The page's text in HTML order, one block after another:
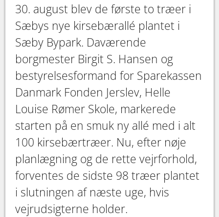
30. august blev de første to træer i
Sæbys nye kirsebærallé plantet i
Sæby Bypark. Daværende
borgmester Birgit S. Hansen og
bestyrelsesformand for Sparekassen
Danmark Fonden Jerslev, Helle
Louise Rømer Skole, markerede
starten på en smuk ny allé med i alt
100 kirsebærtræer. Nu, efter nøje
planlægning og de rette vejrforhold,
forventes de sidste 98 træer plantet
i slutningen af næste uge, hvis
vejrudsigterne holder.